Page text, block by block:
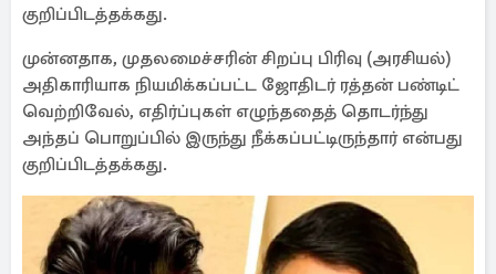
குறிப்பிடத்தக்கது.
முன்னதாக, முதலமைச்சரின் சிறப்பு பிரிவு (அரசியல்)
அதிகாரியாக நியமிக்கப்பட்ட ஜோதிடர் ரத்தன் பண்டிட்
வெற்றிவேல், எதிர்ப்புகள் எழுந்ததைத் தொடர்ந்து
அந்தப் பொறுப்பில் இருந்து நீக்கப்பட்டிருந்தார் என்பது
குறிப்பிடத்தக்கது.